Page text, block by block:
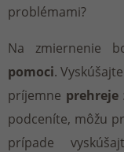
problémami?
Na zmiernenie
pomoci. Vyskúšajte
príjemne prehreje
podceníte, môžu
prípade